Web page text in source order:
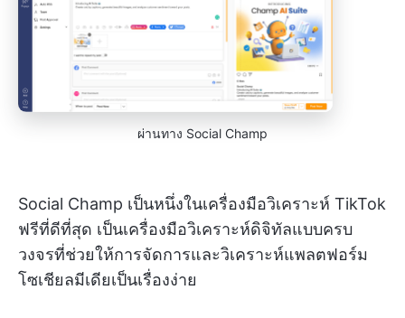
ผ่านทาง Social Champ
Social Champ เป็นหนึ่งในเครื่องมือวิเคราะห์ TikTok
ฟรีที่ดีที่สุด เป็นเครื่องมือวิเคราะห์ดิจิทัลแบบครบ
วงจรที่ช่วยให้การจัดการและวิเคราะห์แพลตฟอร์ม
โซเชียลมีเดียเป็นเรื่องง่าย